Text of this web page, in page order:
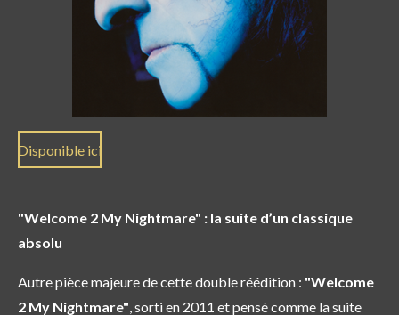
Disponible ici
"Welcome 2 My Nightmare" : la suite d’un classique
absolu
Autre pièce majeure de cette double réédition : "Welcome
2 My Nightmare", sorti en 2011 et pensé comme la suite